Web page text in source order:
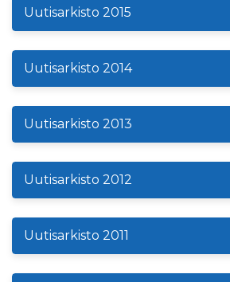
Uutisarkisto 2015
Uutisarkisto 2014
Uutisarkisto 2013
Uutisarkisto 2012
Uutisarkisto 2011